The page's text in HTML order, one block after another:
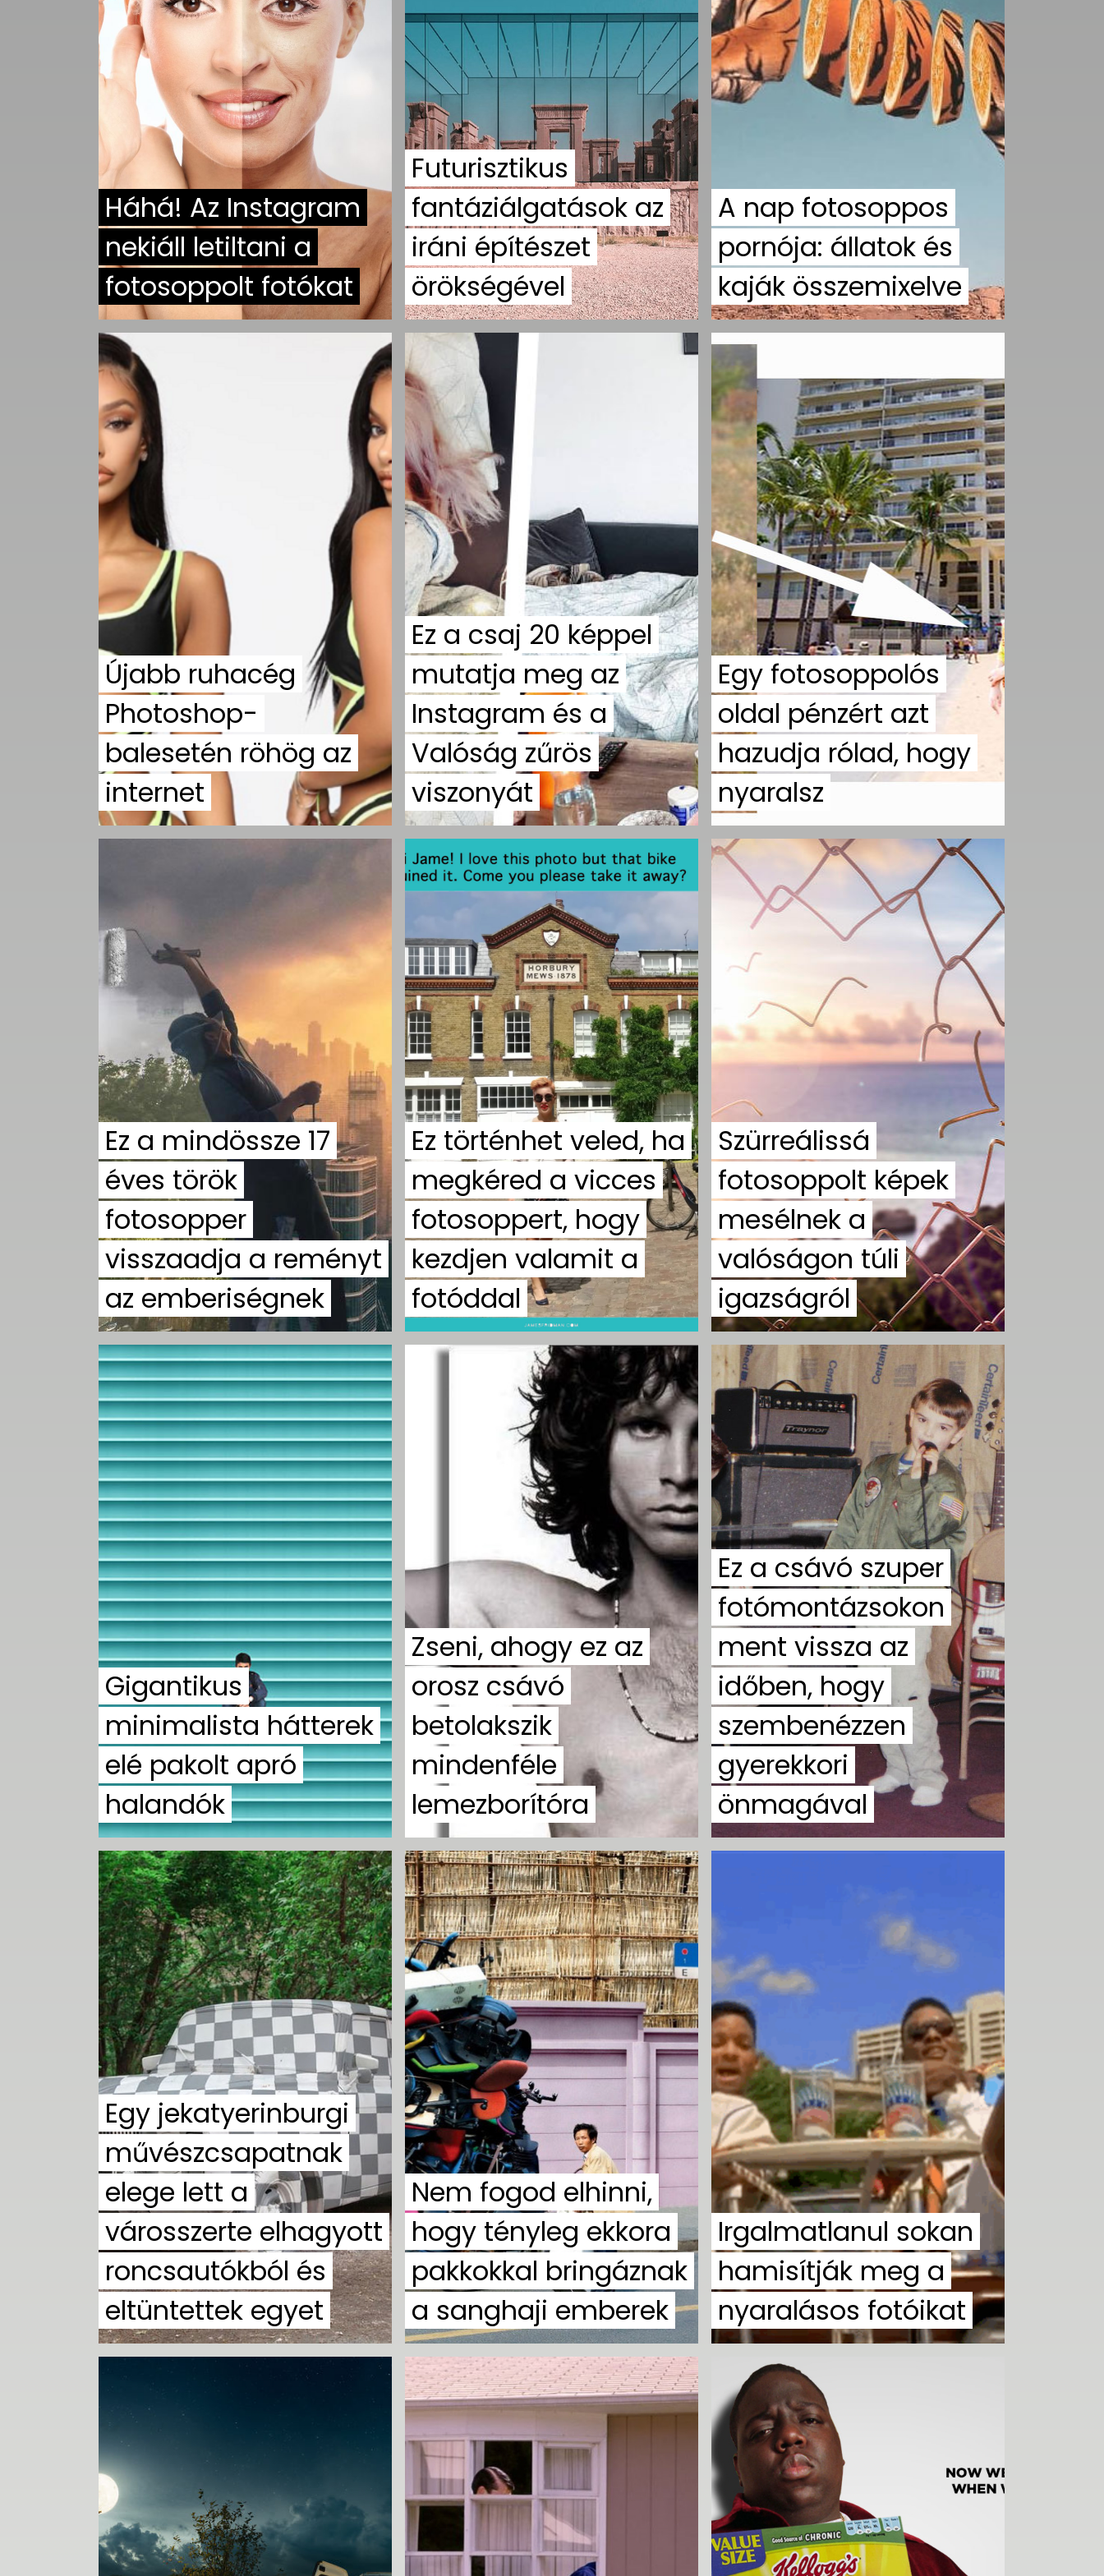
UTCA
ZENE
MÉDIAAJÁNLAT
IMPRESSZUM
PR-ARCHÍVUM
ADATKEZELÉSI
TÁJÉKOZTATÓ
Háhá! Az Instagram
nekiáll letiltani a
fotosoppolt fotókat
Futurisztikus
fantáziálgatások az
iráni építészet
örökségével
A nap fotosoppos
pornója: állatok és
kaják összemixelve
Újabb ruhacég
Photoshop-
balesetén röhög az
internet
Ez a csaj 20 képpel
mutatja meg az
Instagram és a
Valóság zűrös
viszonyát
Egy fotosoppolós
oldal pénzért azt
hazudja rólad, hogy
nyaralsz
Ez a mindössze 17
éves török
fotosopper
visszaadja a reményt
az emberiségnek
Ez történhet veled, ha
megkéred a vicces
fotosoppert, hogy
kezdjen valamit a
fotóddal
Szürreálissá
fotosoppolt képek
mesélnek a
valóságon túli
igazságról
Gigantikus
minimalista hátterek
elé pakolt apró
halandók
Zseni, ahogy ez az
orosz csávó
betolakszik
mindenféle
lemezborítóra
Ez a csávó szuper
fotómontázsokon
ment vissza az
időben, hogy
szembenézzen
gyerekkori
önmagával
Egy jekatyerinburgi
művészcsapatnak
elege lett a
városszerte elhagyott
roncsautókból és
eltüntettek egyet
Nem fogod elhinni,
hogy tényleg ekkora
pakkokkal bringáznak
a sanghaji emberek
Irgalmatlanul sokan
hamisítják meg a
nyaralásos fotóikat